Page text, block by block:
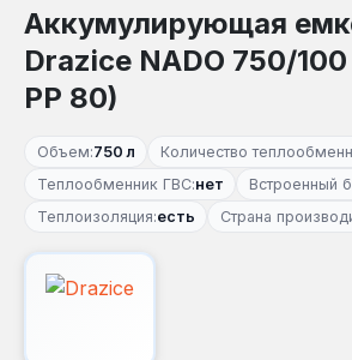
Аккумулирующая
Drazice NADO 750/100
PP 80)
Объем:750 л Количество
Теплообменник ГВС:нет Встроенный
Теплоизоляция:есть Страна